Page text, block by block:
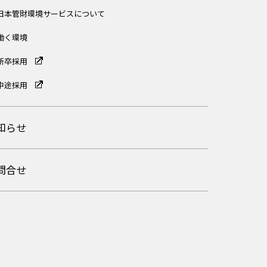
本管財環境サービスについて
く環境
卒採用
途採用
らせ
合せ